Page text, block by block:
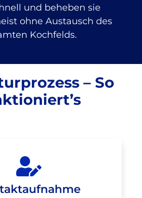
und beheben sie
ohne Austausch des
Kochfelds.
– So